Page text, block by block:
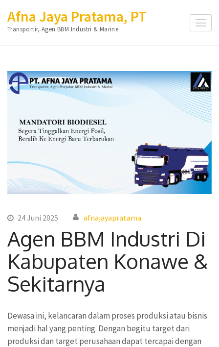
ke
konten
(Tekan
Afna Jaya Pratama, PT
Transportir, Agen BBM Industri & Marine
24 Juni 2025 afnajayapratama
Agen BBM Industri Di
Kabupaten Konawe &
Sekitarnya
Dewasa ini, kelancaran dalam proses produksi atau bisnis
menjadi hal yang penting. Dengan begitu target dari
produksi dan target perusahaan dapat tercapai dengan